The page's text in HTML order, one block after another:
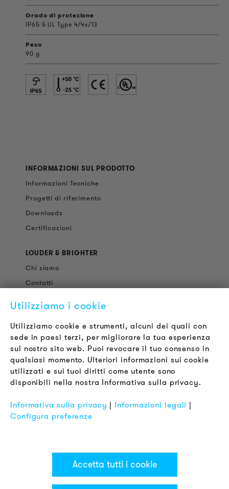
Grado di protezione
IP65 & UL Type 4/4x/13
Peso
90 g
INFORMAZIONI SUL PRODOTTO
Informazioni Tecniche
Progetti di riferimento
Downloads
Certificazioni
LOUDER & BRIGHTER
Chi siamo
Contatti
Newsletter
LEGALE
Termini & Condizioni
Informativa sulla Privacy
Impronta
Utilizziamo i cookie
Utilizziamo cookie e strumenti, alcuni dei quali con
sede in paesi terzi, per migliorare la tua esperienza
sul nostro sito web. Puoi revocare il tuo consenso in
qualsiasi momento. Ulteriori informazioni sui cookie
utilizzati e sui tuoi diritti come utente sono
disponibili nella nostra Informativa sulla privacy.
Informativa sulla privacy | Informazioni legali |
Configura preferenze
Accetta tutti i cookie